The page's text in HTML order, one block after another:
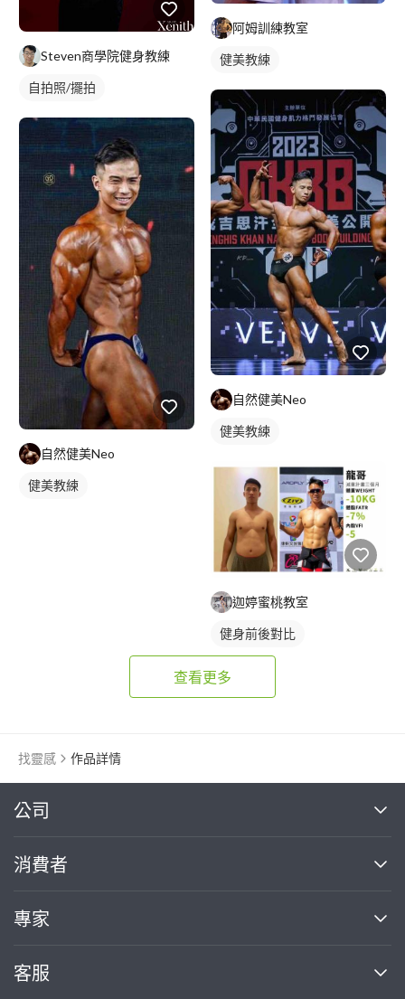
Steven商學院健身教練
自拍照/擺拍
自然健美Neo
健美教練
阿姆訓練教室
健美教練
自然健美Neo
健美教練
迦婷蜜桃教室
健身前後對比
查看更多
找靈感 作品詳情
公司
關於我們
部落格
加入我們
消費者
買服務
熱門服務
專家
案件中心
客服
繼續完成